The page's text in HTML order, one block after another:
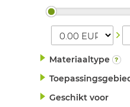
Materiaaltype
Geschikt voor